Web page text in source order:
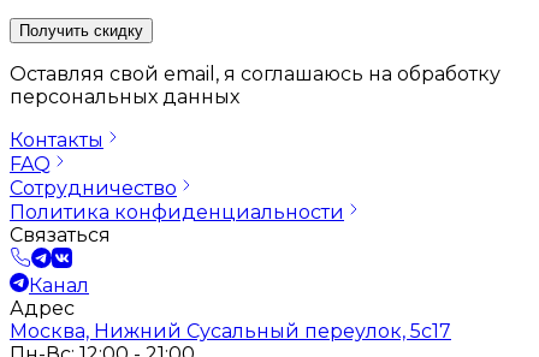
Получить скидку
Оставляя свой email, я соглашаюсь на обработку
персональных данных
Контакты
FAQ
Сотрудничество
Политика конфиденциальности
Связаться
Канал
Адрес
Москва, Нижний Сусальный переулок, 5с17